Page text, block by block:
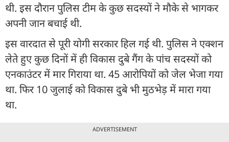
थी. इस दौरान पुलिस टीम के कुछ सदस्यों ने मौके से भागकर
अपनी जान बचाई थी.
इस वारदात से पूरी योगी सरकार हिल गई थी. पुलिस ने एक्शन
लेते हुए कुछ दिनों में ही विकास दुबे गैंग के पांच सदस्यों को
एनकाउंटर में मार गिराया था. 45 आरोपियों को जेल भेजा गया
था. फिर 10 जुलाई को विकास दुबे भी मुठभेड़ में मारा गया
था.
ADVERTISEMENT